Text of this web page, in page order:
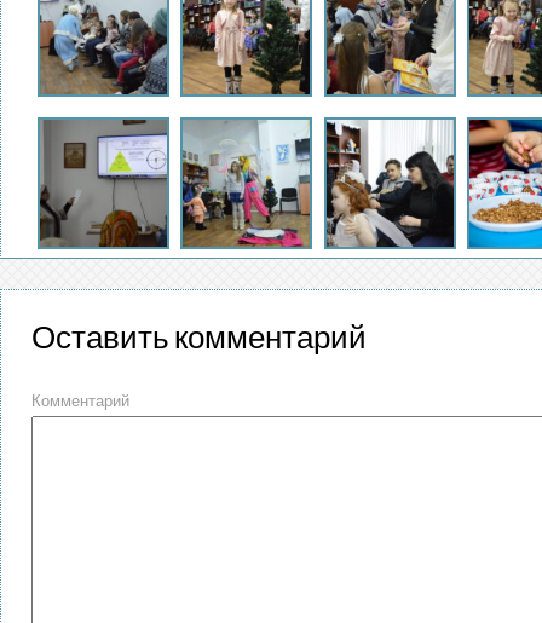
Оставить комментарий
Комментарий